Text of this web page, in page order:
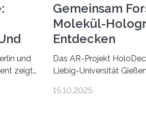
und
zeigt,
Gemeinsam
Molekül-
Entdecken
Das AR-Projekt
Liebig-Universität
vor allem aus Computer-
15.10.2025